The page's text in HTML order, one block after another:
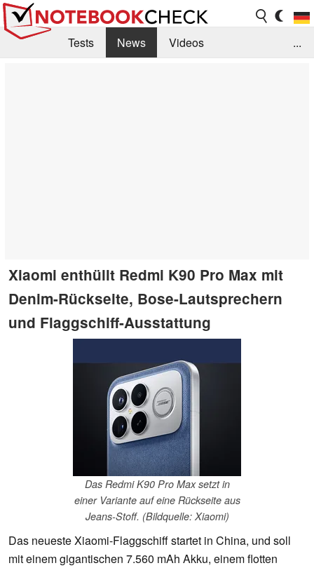
Tests News
Videos
...
Xiaomi enthüllt Redmi K90 Pro Max mit
Denim-Rückseite, Bose-Lautsprechern
und Flaggschiff-Ausstattung
Das Redmi K90 Pro Max setzt in
einer Variante auf eine Rückseite aus
Jeans-Stoff. (Bildquelle: Xiaomi)
Das neueste Xiaomi-Flaggschiff startet in China, und soll
mit einem gigantischen 7.560 mAh Akku, einem flotten